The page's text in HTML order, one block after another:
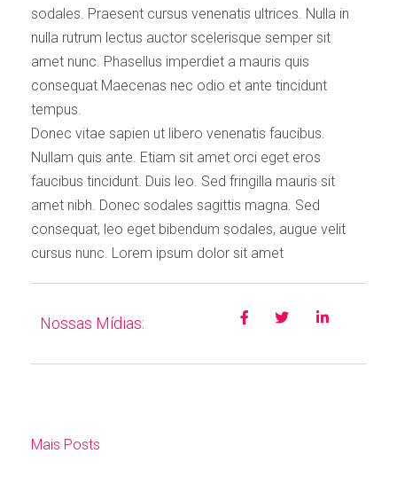
sodales. Praesent cursus venenatis ultrices. Nulla in
nulla rutrum lectus auctor scelerisque semper sit
amet nunc. Phasellus imperdiet a mauris quis
consequat Maecenas nec odio et ante tincidunt
tempus.
Donec vitae sapien ut libero venenatis faucibus.
Nullam quis ante. Etiam sit amet orci eget eros
faucibus tincidunt. Duis leo. Sed fringilla mauris sit
amet nibh. Donec sodales sagittis magna. Sed
consequat, leo eget bibendum sodales, augue velit
cursus nunc. Lorem ipsum dolor sit amet
Nossas Mídias:
Mais Posts